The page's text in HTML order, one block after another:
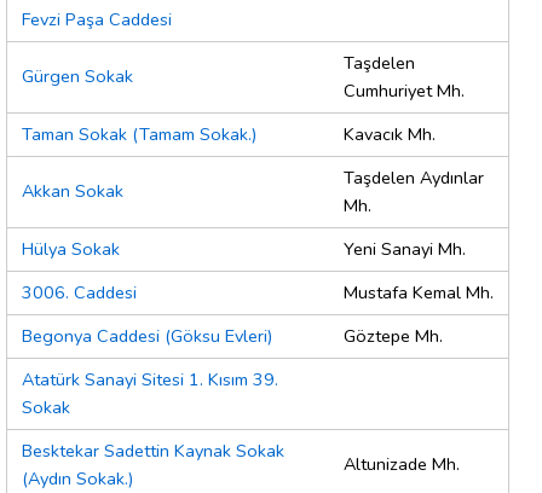
Fevzi Paşa Caddesi
Gürgen Sokak
Taşdelen
Cumhuriyet Mh.
Taman Sokak (Tamam Sokak.)
Kavacık Mh.
Akkan Sokak
Taşdelen Aydınlar
Mh.
Hülya Sokak
Yeni Sanayi Mh.
3006. Caddesi
Mustafa Kemal Mh.
Begonya Caddesi (Göksu Evleri)
Göztepe Mh.
Atatürk Sanayi Sitesi 1. Kısım 39.
Sokak
Besktekar Sadettin Kaynak Sokak
(Aydın Sokak.)
Altunizade Mh.